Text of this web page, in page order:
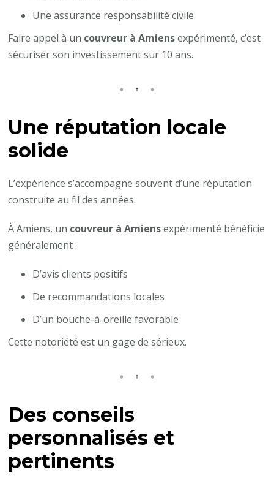
Une assurance responsabilité civile
Faire appel à un couvreur à Amiensexpérimenté, c’est
sécuriser son investissement sur 10 ans.
Une réputation locale
solide
L’expérience s’accompagne souvent d’une réputation
construite au fil des années.
À Amiens, un couvreur à Amiensexpérimenté bénéficie
généralement :
D’avis clients positifs
De recommandations locales
D’un bouche-à-oreille favorable
Cette notoriété est un gage de sérieux.
Des conseils
personnalisés et
pertinents